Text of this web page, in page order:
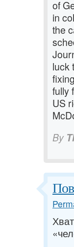
of
in
the
luck
fully
US
By